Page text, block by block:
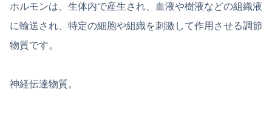
ホルモンは、生体内で産生され、血液や樹液などの組織液
に輸送され、特定の細胞や組織を刺激して作用させる調節
物質です。
神経伝達物質。